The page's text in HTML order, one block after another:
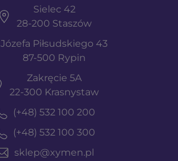
Sielec 42
28-200 Staszów
Józefa Piłsudskiego 43
87-500 Rypin
Zakręcie 5A
22-300 Krasnystaw
(+48) 532 100 200
(+48) 532 100 300
sklep@xymen.pl